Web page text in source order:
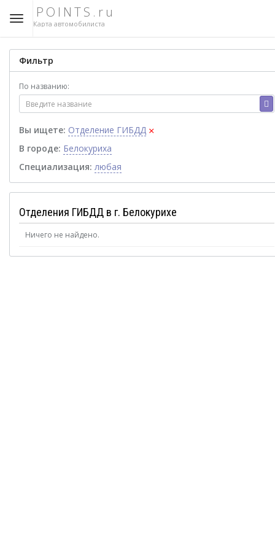
POINTS.ru
Карта автомобилиста
Фильтр
По названию:
Вы ищете: Отделение ГИБДД ×
В городе: Белокуриха
Специализация: любая
Отделения ГИБДД в г. Белокурихе
Ничего не найдено.